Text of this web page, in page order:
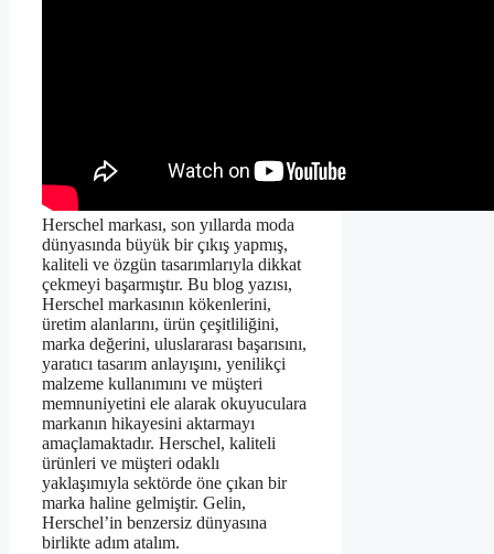
Herschel markası, son yıllarda moda
dünyasında büyük bir çıkış yapmış,
kaliteli ve özgün tasarımlarıyla dikkat
çekmeyi başarmıştır. Bu blog yazısı,
Herschel markasının kökenlerini,
üretim alanlarını, ürün çeşitliliğini,
marka değerini, uluslararası başarısını,
yaratıcı tasarım anlayışını, yenilikçi
malzeme kullanımını ve müşteri
memnuniyetini ele alarak okuyuculara
markanın hikayesini aktarmayı
amaçlamaktadır. Herschel, kaliteli
ürünleri ve müşteri odaklı
yaklaşımıyla sektörde öne çıkan bir
marka haline gelmiştir. Gelin,
Herschel’in benzersiz dünyasına
birlikte adım atalım.